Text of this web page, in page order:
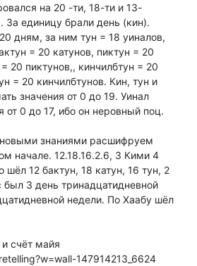
на 20 -ти, 18-ти и 13-
За единицу брали день (кин).
дням, за ним тун = 18 уиналов,
= 20 катунов, пиктун = 20
20 пиктунов,, кинчилбтун = 20
= 20 кинчилбтунов. Кин, тун и
значения от 0 до 19. Уинал
от 0 до 17, ибо он неровный поц.
знаниями расшифруем
начале. 12.18.16.2.6, 3 Кими 4
шёл 12 бактун, 18 катун, 16 тун, 2
был 3 день тринадцатидневной
недели. По Хаабу шёл
счёт майя
147914213_6624